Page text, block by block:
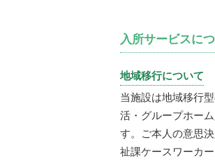
入所サービスに
地域移行について
当施設は地域移行
活・グループホー
す。ご本人の意思
祉課ケースワーカ